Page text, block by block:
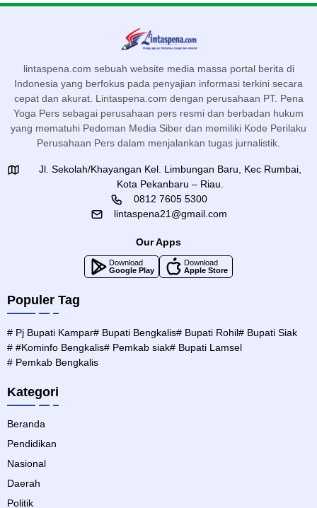
lintaspena.com sebuah website media massa portal berita di
Indonesia yang berfokus pada penyajian informasi terkini secara
cepat dan akurat. Lintaspena.com dengan perusahaan PT. Pena
Yoga Pers sebagai perusahaan pers resmi dan berbadan hukum
yang mematuhi Pedoman Media Siber dan memiliki Kode Perilaku
Perusahaan Pers dalam menjalankan tugas jurnalistik.
Jl. Sekolah/Khayangan Kel. Limbungan Baru, Kec Rumbai,
Kota Pekanbaru – Riau.
0812 7605 5300
lintaspena21@gmail.com
Our Apps
Download
Google Play
Download
Apple Store
Populer Tag
# Pj Bupati Kampar# Bupati Bengkalis# Bupati Rohil# Bupati Siak
# #Kominfo Bengkalis# Pemkab siak# Bupati Lamsel
# Pemkab Bengkalis
Kategori
Beranda
Pendidikan
Nasional
Daerah
Politik